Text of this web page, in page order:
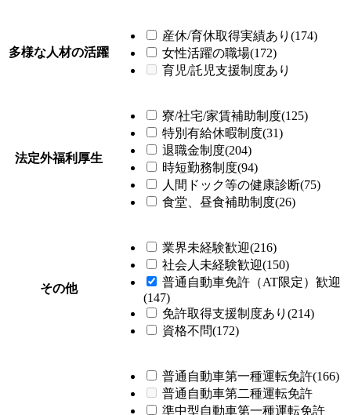
多様な人材の活躍
産休/育休取得実績あり(174)
女性活躍の職場(172)
育児/託児支援制度あり
法定外福利厚生
寮/社宅/家賃補助制度(125)
特別有給休暇制度(31)
退職金制度(204)
時短勤務制度(94)
人間ドック等の健康診断(75)
食堂、昼食補助制度(26)
その他
業界未経験歓迎(216)
社会人未経験歓迎(150)
普通自動車免許（AT限定）歓迎
(147)
免許取得支援制度あり(214)
資格不問(172)
普通自動車第一種運転免許(166)
普通自動車第二種運転免許
準中型自動車第一種運転免許